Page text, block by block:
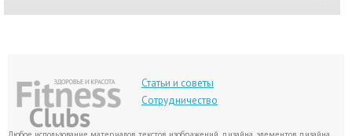
Статьи и советы
Сотрудничество